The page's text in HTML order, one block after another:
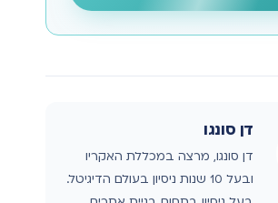
דן סונגו
דן סונגו, מרצה במכללת האקריו
ובעל 10 שנות ניסיון בעולם הדיגיטל.